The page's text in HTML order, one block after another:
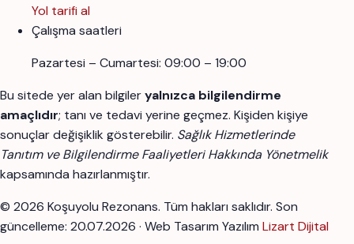
Yol tarifi al
Çalışma saatleri
Pazartesi – Cumartesi: 09:00 – 19:00
Bu sitede yer alan bilgileryalnızca bilgilendirme
amaçlıdır; tanı ve tedavi yerine geçmez. Kişiden kişiye
sonuçlar değişiklik gösterebilir. Sağlık Hizmetlerinde
Tanıtım ve Bilgilendirme Faaliyetleri Hakkında Yönetmelik
kapsamında hazırlanmıştır.
© 2026 Koşuyolu Rezonans. Tüm hakları saklıdır. Son
güncelleme: 20.07.2026 · Web Tasarım Yazılım Lizart Dijital